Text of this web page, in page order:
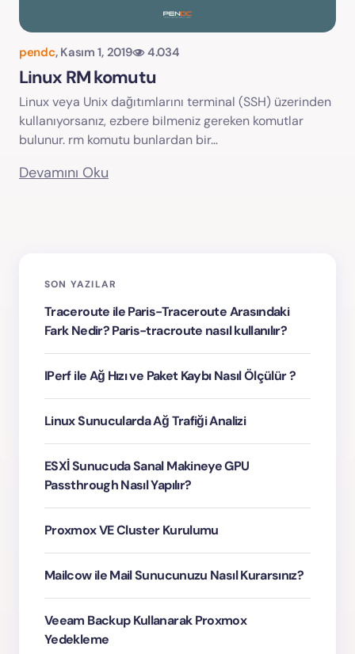
pendc, Kasım 1, 2019 4.034
Linux RM komutu
Linux veya Unix dağıtımlarını terminal (SSH) üzerinden
kullanıyorsanız, ezbere bilmeniz gereken komutlar
bulunur. rm komutu bunlardan bir…
Devamını Oku
SON YAZILAR
Traceroute ile Paris-Traceroute Arasındaki
Fark Nedir? Paris-tracroute nasıl kullanılır?
IPerf ile Ağ Hızı ve Paket Kaybı Nasıl Ölçülür ?
Linux Sunucularda Ağ Trafiği Analizi
ESXİ Sunucuda Sanal Makineye GPU
Passthrough Nasıl Yapılır?
Proxmox VE Cluster Kurulumu
Mailcow ile Mail Sunucunuzu Nasıl Kurarsınız?
Veeam Backup Kullanarak Proxmox
Yedekleme